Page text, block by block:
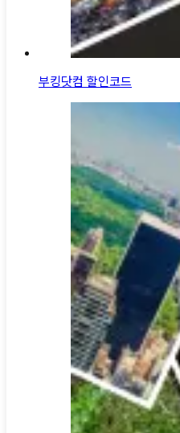
부킹닷컴 할인코드